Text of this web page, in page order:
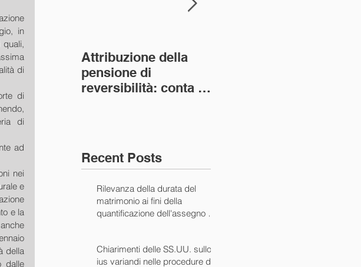
in
di
di
di
ad
nei
e
e la
della
dalle
Attribuzione della
pensione di
reversibilità: conta la
Recent Posts
Rilevanza della durata del
matrimonio ai fini della
quantificazione dell'assegno di
Chiarimenti delle SS.UU. sullo
ius variandi nelle procedure di